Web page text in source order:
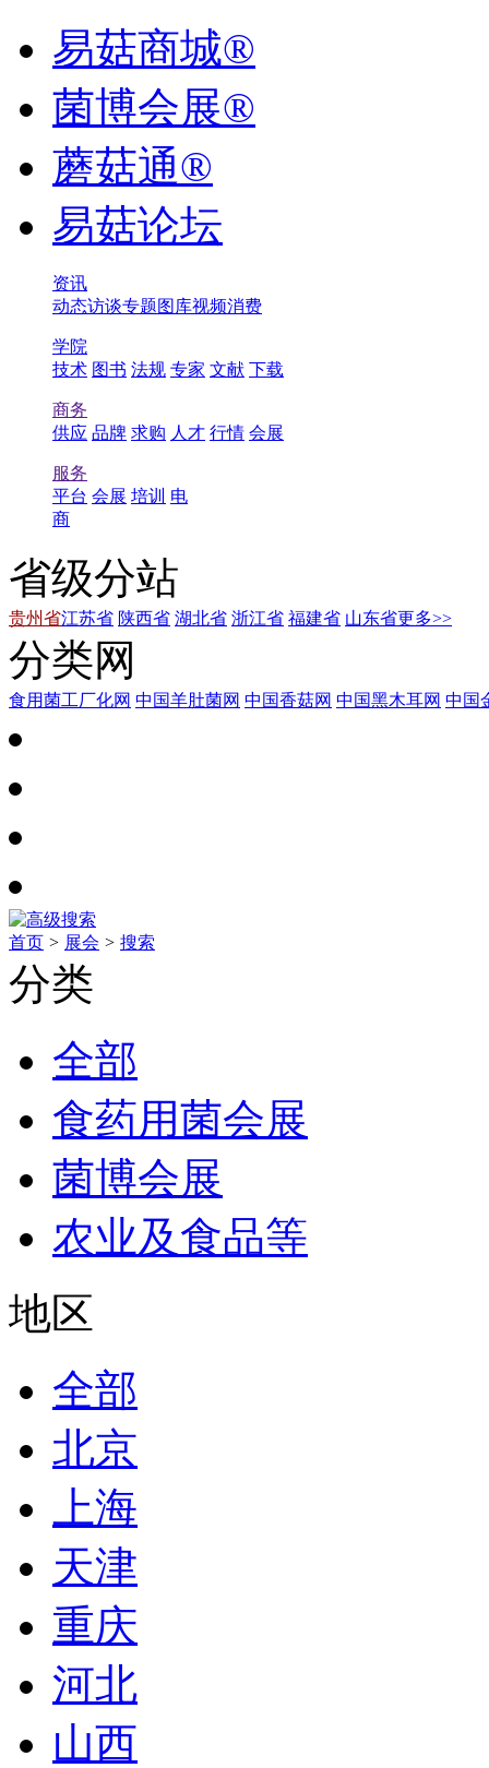
易菇商城®
菌博会展®
蘑菇通®
易菇论坛
资讯
动态访谈专题图库视频消费
学院
技术 图书 法规 专家 文献 下载
商务
供应 品牌 求购 人才 行情 会展
服务
平台 会展 培训 电
商
省级分站
贵州省江苏省 陕西省 湖北省 浙江省 福建省 山东省更多>>
分类网
食用菌工厂化网 中国羊肚菌网 中国香菇网 中国黑木耳网 中国
首页 > 展会 > 搜索
分类
全部
食药用菌会展
菌博会展
农业及食品等
地区
全部
北京
上海
天津
重庆
河北
山西